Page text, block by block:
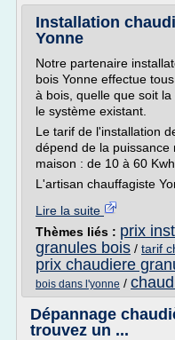
Installation
Yonne
Notre partenaire
bois Yonne effectue
à bois, quelle que soit
le système existant.
Le tarif de l'installation
dépend de la
maison : de 10 à 60 Kwh.
L'artisan chauffagiste
Lire la suite
Thèmes liés : prix
granules bois / tarif
prix chaudiere
bois dans l'yonne /
Dépannage
trouvez un ...